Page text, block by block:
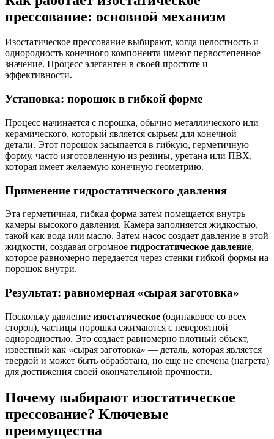
прессование: основной механизм
Изостатическое прессование выбирают, когда целостность и
однородность конечного компонента имеют первостепенное
значение. Процесс элегантен в своей простоте и
эффективности.
Установка: порошок в гибкой форме
Процесс начинается с порошка, обычно металлического или
керамического, который является сырьем для конечной
детали. Этот порошок засыпается в гибкую, герметичную
форму, часто изготовленную из резины, уретана или ПВХ,
которая имеет желаемую конечную геометрию.
Применение гидростатического давления
Эта герметичная, гибкая форма затем помещается внутрь
камеры высокого давления. Камера заполняется жидкостью,
такой как вода или масло. Затем насос создает давление в этой
жидкости, создавая огромное гидростатическое давление,
которое равномерно передается через стенки гибкой формы на
порошок внутри.
Результат: равномерная «сырая заготовка»
Поскольку давление изостатическое (одинаковое со всех
сторон), частицы порошка сжимаются с невероятной
однородностью. Это создает равномерно плотный объект,
известный как «сырая заготовка» — деталь, которая является
твердой и может быть обработана, но еще не спечена (нагрета)
для достижения своей окончательной прочности.
Почему выбирают изостатическое
прессование? Ключевые
преимущества